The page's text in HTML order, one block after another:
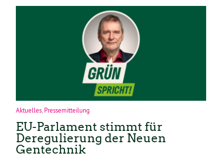
Aktuelles Pressemitteilung
EU-Parlament stimmt für
Deregulierung der Neuen
Gentechnik